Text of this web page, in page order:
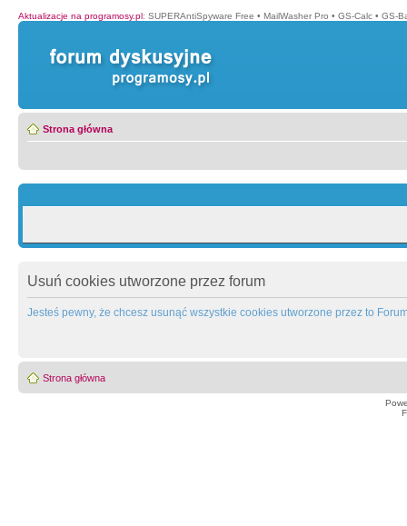
Aktualizacje na programosy.pl: SUPERAntiSpyware Free • MailWasher Pro • GS-Calc • GS-
Strona główna
Usuń cookies utworzone przez forum
Jesteś pewny, że chcesz usunąć wszystkie cookies utworzone przez to
Strona główna